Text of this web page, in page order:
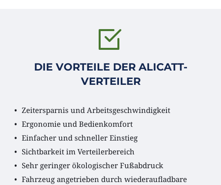
DIE VORTEILE DER ALICATT-
VERTEILER
Zeitersparnis und Arbeitsgeschwindigkeit
Ergonomie und Bedienkomfort
Einfacher und schneller Einstieg
Sichtbarkeit im Verteilerbereich
Sehr geringer ökologischer Fußabdruck
Fahrzeug angetrieben durch wiederaufladbare